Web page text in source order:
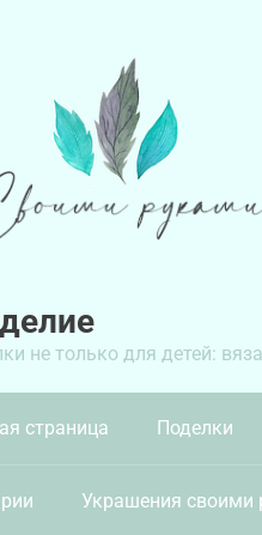
не только для детей:
страница Поделки
Украшения своими